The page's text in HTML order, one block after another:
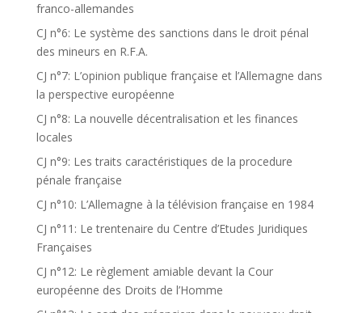
franco-allemandes
CJ n°6: Le système des sanctions dans le droit pénal
des mineurs en R.F.A.
CJ n°7: L’opinion publique française et l’Allemagne dans
la perspective européenne
CJ n°8: La nouvelle décentralisation et les finances
locales
CJ n°9: Les traits caractéristiques de la procedure
pénale française
CJ n°10: L’Allemagne à la télévision française en 1984
CJ n°11: Le trentenaire du Centre d’Etudes Juridiques
Françaises
CJ n°12: Le règlement amiable devant la Cour
européenne des Droits de l’Homme